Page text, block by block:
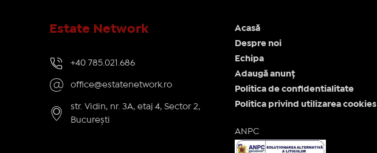
Estate Network
+40 785.021.686
office@estatenetwork.ro
str. Vidin, nr. 3A, etaj 4, Sector 2,
București
Acasă
Despre noi
Echipa
Adaugă anunț
Politica de confidentialitate
Politica privind utilizarea cookies
ANPC